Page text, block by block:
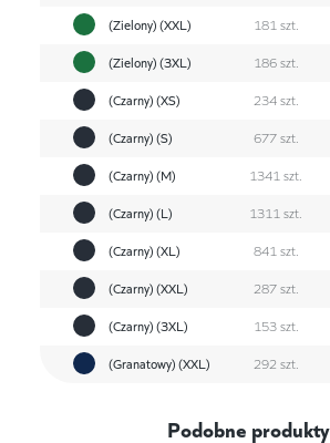
(Zielony) (XXL)
181 szt.
(Zielony) (3XL)
186 szt.
(Czarny) (XS)
234 szt.
(Czarny) (S)
677 szt.
(Czarny) (M)
1341 szt.
(Czarny) (L)
1311 szt.
(Czarny) (XL)
841 szt.
(Czarny) (XXL)
287 szt.
(Czarny) (3XL)
153 szt.
(Granatowy) (XXL)
292 szt.
Podobne produkty